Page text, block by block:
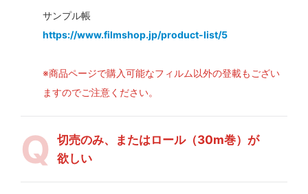
サンプル帳
https://www.filmshop.jp/product-list/5
※商品ページで購入可能なフィルム以外の登載もござい
ますのでご注意ください。
切売のみ、またはロール（30m巻）が
欲しい